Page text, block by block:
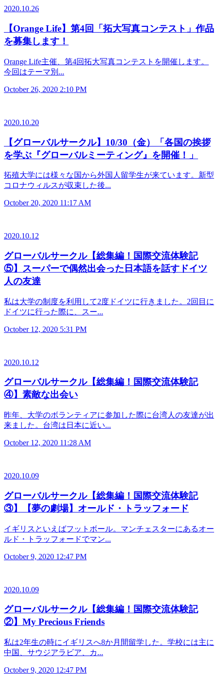
2020.10.26
【Orange Life】第4回「拓大写真コンテスト」作品
を募集します！
Orange Life主催、第4回拓大写真コンテストを開催します。
今回はテーマ別...
October 26, 2020 2:10 PM
2020.10.20
【グローバルサークル】10/30（金）「各国の挨拶
を学ぶ『グローバルミーティング』を開催！」
拓殖大学には様々な国から外国人留学生が来ています。新型
コロナウィルスが収束した後...
October 20, 2020 11:17 AM
2020.10.12
グローバルサークル【総集編！国際交流体験記
⑤】スーパーで偶然出会った日本語を話すドイツ
人の友達
私は大学の制度を利用して2度ドイツに行きました。2回目に
ドイツに行った際に、スー...
October 12, 2020 5:31 PM
2020.10.12
グローバルサークル【総集編！国際交流体験記
④】素敵な出会い
昨年、大学のボランティアに参加した際に台湾人の友達が出
来ました。台湾は日本に近い...
October 12, 2020 11:28 AM
2020.10.09
グローバルサークル【総集編！国際交流体験記
③】【夢の劇場】オールド・トラッフォード
イギリスといえばフットボール。マンチェスターにあるオー
ルド・トラッフォードでマン...
October 9, 2020 12:47 PM
2020.10.09
グローバルサークル【総集編！国際交流体験記
②】My Precious Friends
私は2年生の時にイギリスへ8か月間留学した。学校には主に
中国、サウジアラビア、カ...
October 9, 2020 12:47 PM